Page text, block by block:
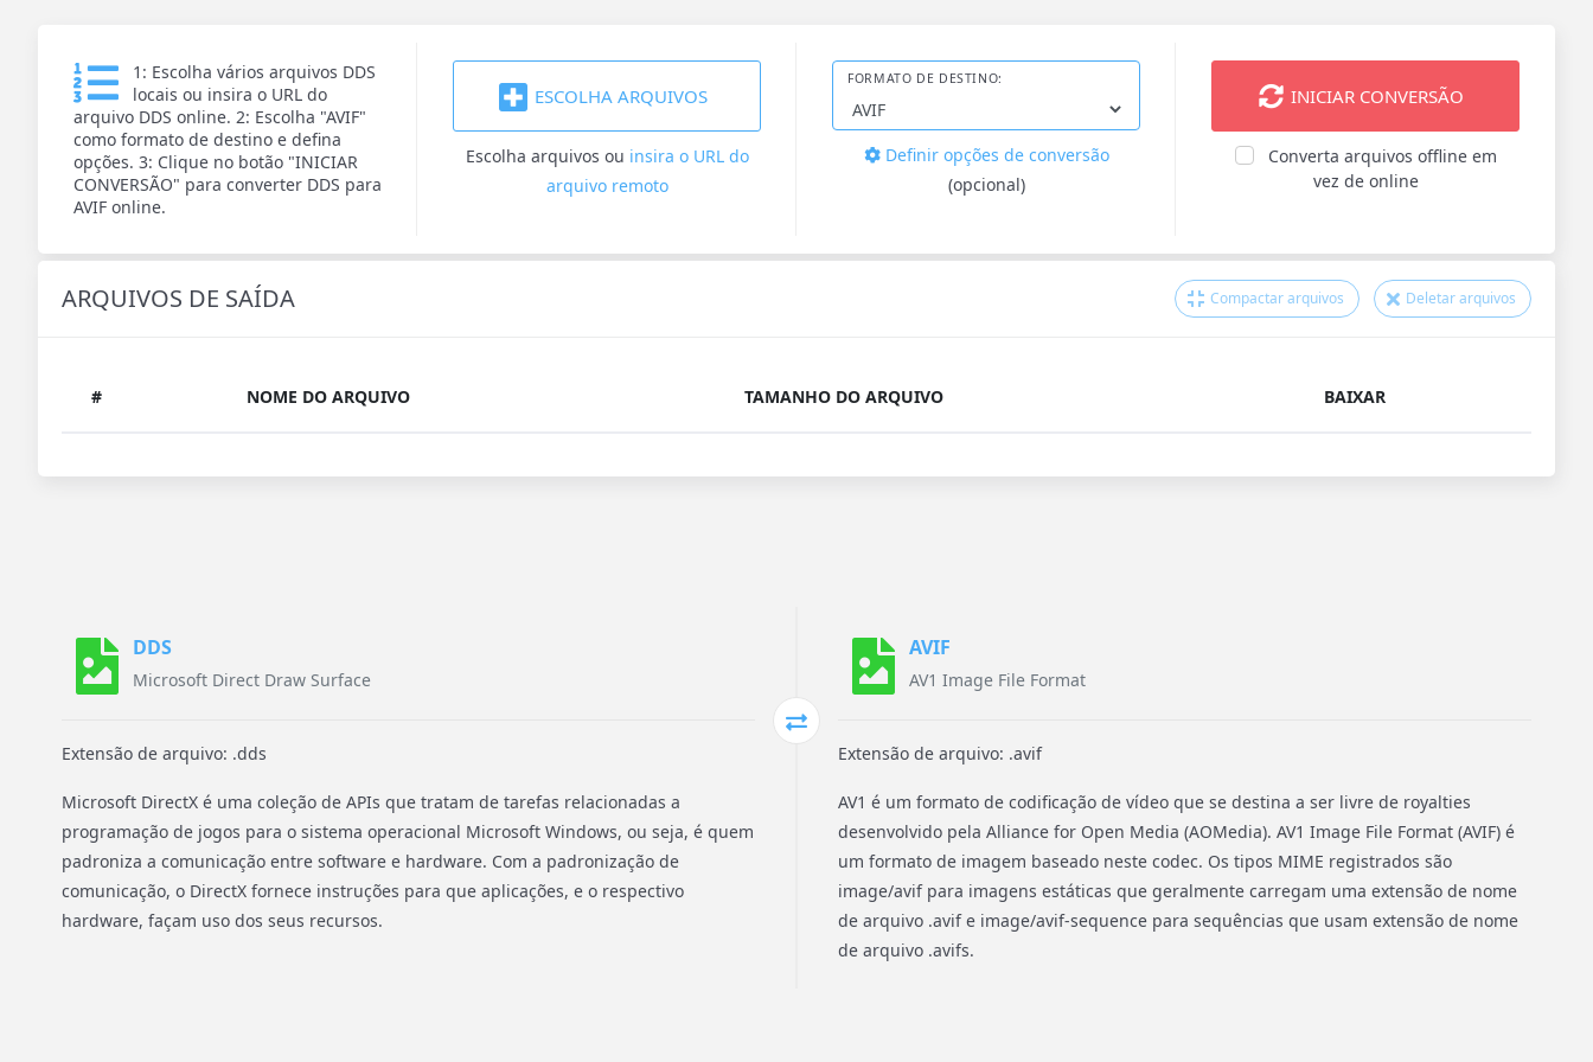
1: Escolha vários arquivos DDS
locais ou insira o URL do
arquivo DDS online. 2: Escolha "AVIF"
como formato de destino e defina
opções. 3: Clique no botão "INICIAR
CONVERSÃO" para converter DDS para
AVIF online.
ESCOLHA ARQUIVOS
Escolha arquivos ou insira o URL do
arquivo remoto
FORMATO DE DESTINO:
Definir opções de conversão
(opcional)
INICIAR CONVERSÃO
Converta arquivos offline em
vez de online
ARQUIVOS DE SAÍDA Compactar arquivos Deletar arquivos
# NOME DO ARQUIVO TAMANHO DO ARQUIVO BAIXAR
DDS
Microsoft Direct Draw Surface
Extensão de arquivo: .dds
Microsoft DirectX é uma coleção de APIs que tratam de tarefas relacionadas a
programação de jogos para o sistema operacional Microsoft Windows, ou seja, é quem
padroniza a comunicação entre software e hardware. Com a padronização de
comunicação, o DirectX fornece instruções para que aplicações, e o respectivo
hardware, façam uso dos seus recursos.
AVIF
AV1 Image File Format
Extensão de arquivo: .avif
AV1 é um formato de codificação de vídeo que se destina a ser livre de royalties
desenvolvido pela Alliance for Open Media (AOMedia). AV1 Image File Format (AVIF) é
um formato de imagem baseado neste codec. Os tipos MIME registrados são
image/avif para imagens estáticas que geralmente carregam uma extensão de nome
de arquivo .avif e image/avif-sequence para sequências que usam extensão de nome
de arquivo .avifs.